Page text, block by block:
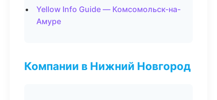
Yellow Info Guide — Комсомольск-на-
Амуре
Компании в Нижний Новгород